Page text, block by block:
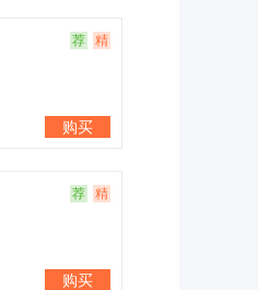
ex.cn
议价
zzd.io
议价